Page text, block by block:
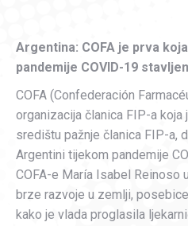
Argentina: COFA je prva
pandemije COVID-19
COFA (Confederación
organizacija članica FIP-a
središtu pažnje članica FIP-a,
Argentini tijekom pandemije
COFA-e María Isabel Reinoso
brze razvoje u zemlji,
kako je vlada proglasila